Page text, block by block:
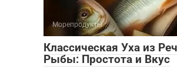
Морепродукты
Классическая Уха из
Рыбы: Простота и Вкус